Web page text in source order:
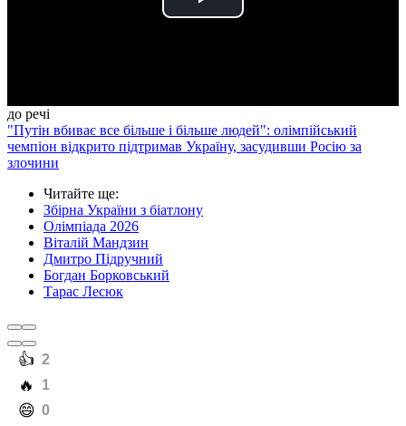
Play
до речі
"Путін вбиває все більше і більше людей": олімпійський
чемпіон відкрито підтримав Україну, засудивши Росію за
злочини
Читайте ще:
Збірна України з біатлону
Олімпіада 2026
Віталій Мандзин
Дмитро Підручний
Богдан Борковський
Тарас Лесюк
️👍 2
️🔥 1
️😄 0